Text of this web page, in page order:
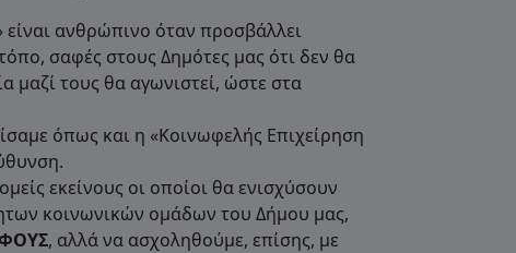
ανθρώπινο όταν προσβάλλει
σαφές στους Δημότες μας ότι δεν θα
μαζί τους θα αγωνιστεί, ώστε στα
όπως και η «Κοινωφελής Επιχείρηση
εκείνους οι οποίοι θα ενισχύσουν
κοινωνικών ομάδων του Δήμου μας,
, αλλά να ασχοληθούμε, επίσης, με